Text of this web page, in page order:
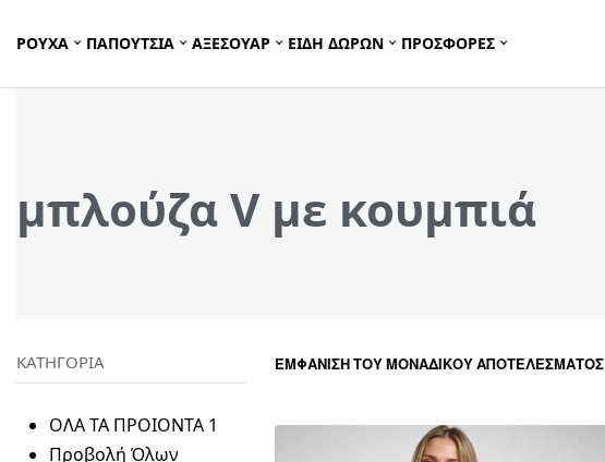
ΡΟΥΧΑ ΠΑΠΟΥΤΣΙΑ ΑΞΕΣΟΥΑΡ ΕΙΔΗ ΔΩΡΩΝ ΠΡΟΣΦΟΡΕΣ
μπλούζα V με κουμπιά
ΚΑΤΗΓΟΡΙΑ
ΟΛΑ ΤΑ ΠΡΟΙΟΝΤΑ 1
Προβολή Όλων
ΕΜΦΆΝΙΣΗ ΤΟΥ ΜΟΝΑΔΙΚΟΎ ΑΠΟΤΕΛΈΣΜΑΤΟΣ